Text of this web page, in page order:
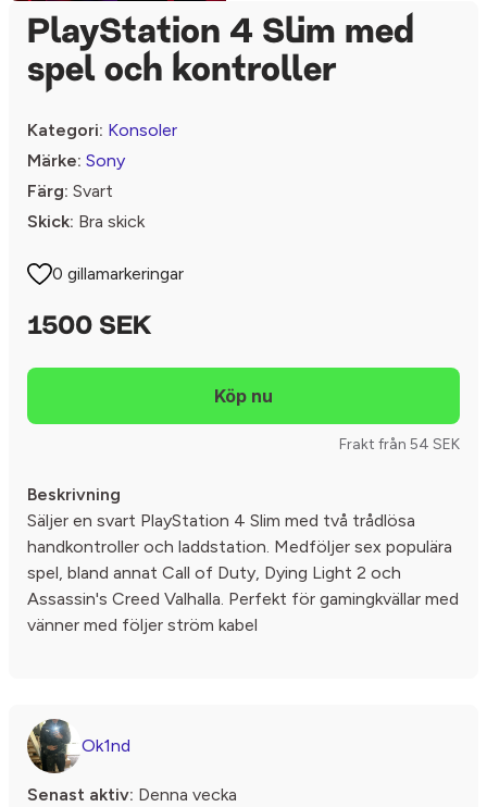
PlayStation 4 Slim med
spel och kontroller
Kategori: Konsoler
Märke: Sony
Färg: Svart
Skick: Bra skick
0 gillamarkeringar
1500 SEK
Frakt från 54 SEK
Beskrivning
Säljer en svart PlayStation 4 Slim med två trådlösa
handkontroller och laddstation. Medföljer sex populära
spel, bland annat Call of Duty, Dying Light 2 och
Assassin's Creed Valhalla. Perfekt för gamingkvällar med
vänner med följer ström kabel
Ok1nd
Senast aktiv: Denna vecka